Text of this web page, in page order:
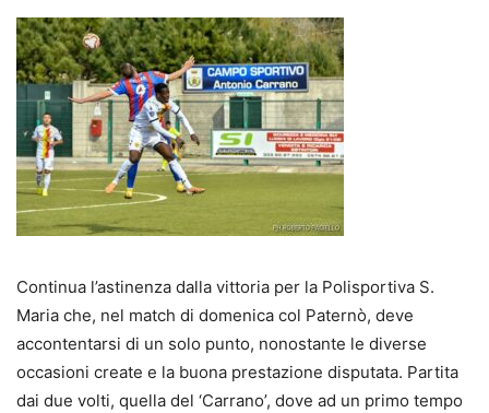
Continua l’astinenza dalla vittoria per la Polisportiva S.
Maria che, nel match di domenica col Paternò, deve
accontentarsi di un solo punto, nonostante le diverse
occasioni create e la buona prestazione disputata. Partita
dai due volti, quella del ‘Carrano’, dove ad un primo tempo